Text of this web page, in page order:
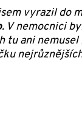
vyrazil do
. V nemocnici
tu ani